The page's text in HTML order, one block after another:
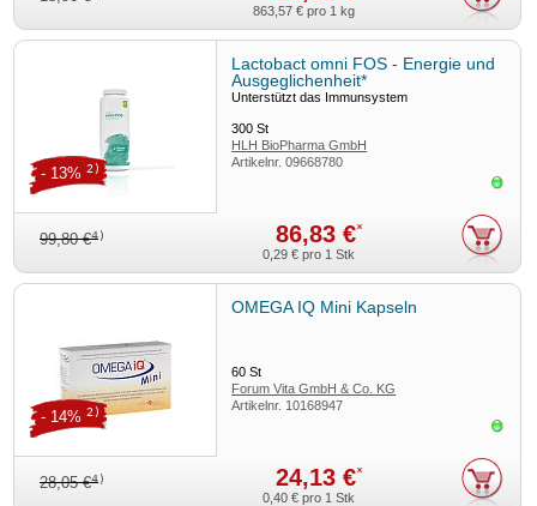
863,57 € pro 1 kg
Lactobact omni FOS - Energie und
Ausgeglichenheit*
Unterstützt das Immunsystem
300St
HLH BioPharma GmbH
Artikelnr.09668780
99,80 €4) 86,83 €*
- 13% 2)
0,29 € pro 1 Stk
OMEGA IQ Mini Kapseln
60St
Forum Vita GmbH & Co. KG
Artikelnr. 10168947
28,05 €4) 24,13 €*
- 14% 2)
0,40 € pro 1 Stk